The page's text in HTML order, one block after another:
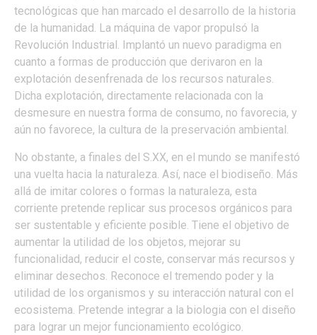
tecnológicas que han marcado el desarrollo de la historia
de la humanidad. La máquina de vapor propulsó la
Revolución Industrial. Implantó un nuevo paradigma en
cuanto a formas de producción que derivaron en la
explotación desenfrenada de los recursos naturales.
Dicha explotación, directamente relacionada con la
desmesure en nuestra forma de consumo, no favorecia, y
aún no favorece, la cultura de la preservación ambiental.
No obstante, a finales del S.XX, en el mundo se manifestó
una vuelta hacia la naturaleza. Así, nace el biodiseño. Más
allá de imitar colores o formas la naturaleza, esta
corriente pretende replicar sus procesos orgánicos para
ser sustentable y eficiente posible. Tiene el objetivo de
aumentar la utilidad de los objetos, mejorar su
funcionalidad, reducir el coste, conservar más recursos y
eliminar desechos. Reconoce el tremendo poder y la
utilidad de los organismos y su interacción natural con el
ecosistema. Pretende integrar a la biologia con el diseño
para lograr un mejor funcionamiento ecológico.